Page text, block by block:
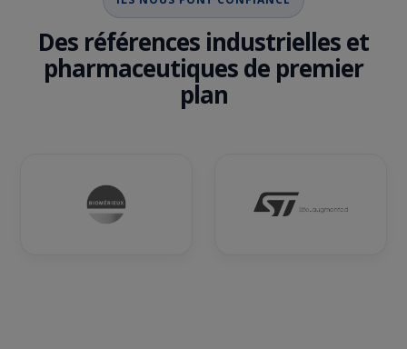
Des références industrielles et
pharmaceutiques de premier
plan